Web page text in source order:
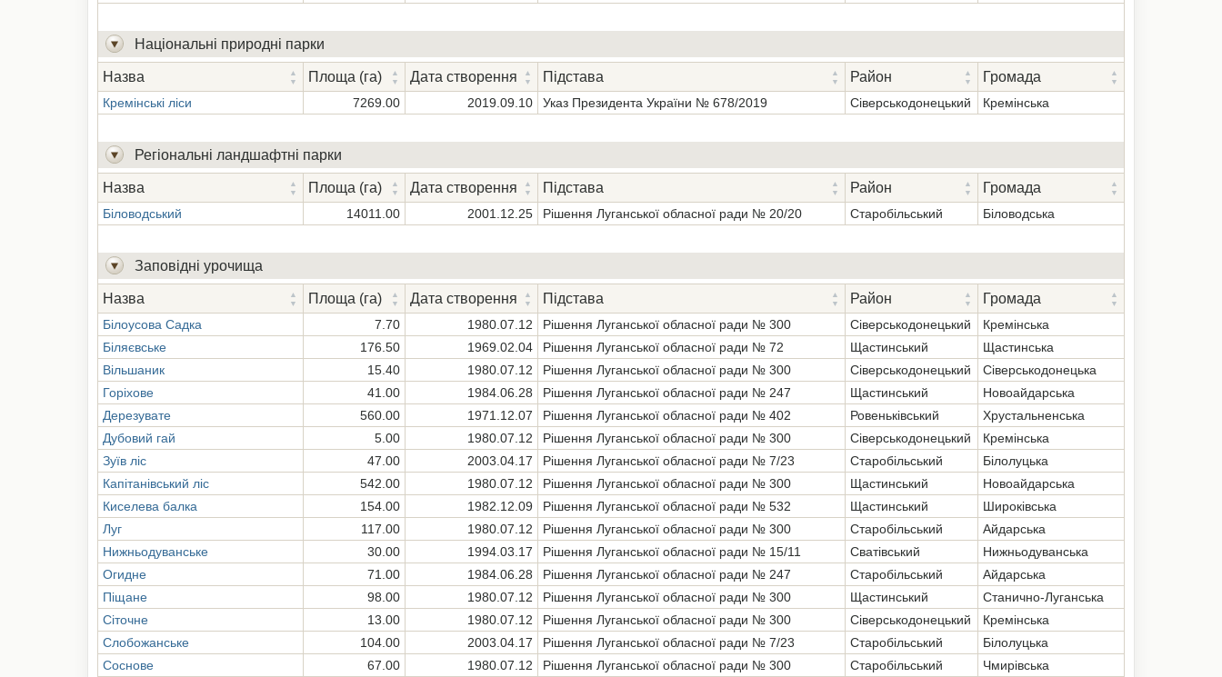
Національні природні парки
Назва Площа (га) Дата створення Підстава Район Громада
Кремінські ліси 7269.00 2019.09.10 Указ Президента України № 678/2019 Сіверськодонецький Кремінська
Регіональні ландшафтні парки
Назва Площа (га) Дата створення Підстава Район Громада
Біловодський 14011.00 2001.12.25 Рішення Луганської обласної ради № 20/20 Старобільський Біловодська
Заповідні урочища
Назва Площа (га) Дата створення Підстава Район Громада
Білоусова Садка 7.70 1980.07.12 Рішення Луганської обласної ради № 300 Сіверськодонецький
Кремінська
Біляєвське
176.50 1969.02.04 Рішення Луганської обласної ради № 72 Щастинський
Щастинська
Вільшаник
15.40 1980.07.12 Рішення Луганської обласної ради № 300 Сіверськодонецький
Сіверськодонецька
Горіхове
41.00 1984.06.28 Рішення Луганської обласної ради № 247 Щастинський
Новоайдарська
Дерезувате
560.00 1971.12.07 Рішення Луганської обласної ради № 402 Ровеньківський
Хрустальненська
Дубовий гай
5.00 1980.07.12 Рішення Луганської обласної ради № 300 Сіверськодонецький
Кремінська
Зуїв ліс
47.00 2003.04.17 Рішення Луганської обласної ради № 7/23 Старобільський
Білолуцька
Капітанівський ліс
542.00 1980.07.12 Рішення Луганської обласної ради № 300 Щастинський
Новоайдарська
Киселева балка
154.00 1982.12.09 Рішення Луганської обласної ради № 532 Щастинський
Широківська
Луг
117.00 1980.07.12 Рішення Луганської обласної ради № 300 Старобільський
Айдарська
Нижньодуванське
30.00 1994.03.17 Рішення Луганської обласної ради № 15/11 Сватівський
Нижньодуванська
Огидне
71.00 1984.06.28 Рішення Луганської обласної ради № 247 Старобільський
Айдарська
Піщане
98.00 1980.07.12 Рішення Луганської обласної ради № 300 Щастинський
Станично-Луганська
Сіточне
13.00 1980.07.12 Рішення Луганської обласної ради № 300 Сіверськодонецький
Кремінська
Слобожанське
104.00 2003.04.17 Рішення Луганської обласної ради № 7/23 Старобільський
Білолуцька
Соснове
67.00 1980.07.12 Рішення Луганської обласної ради № 300 Старобільський Чмирівська